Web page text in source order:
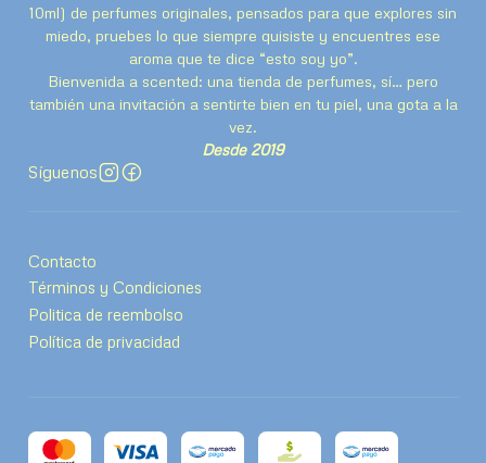
10ml) de perfumes originales, pensados para que explores sin
miedo, pruebes lo que siempre quisiste y encuentres ese
aroma que te dice “esto soy yo”.
Bienvenida a scented: una tienda de perfumes, sí… pero
también una invitación a sentirte bien en tu piel, una gota a la
vez.
Desde 2019
Síguenos
Contacto
Términos y Condiciones
Politica de reembolso
Política de privacidad